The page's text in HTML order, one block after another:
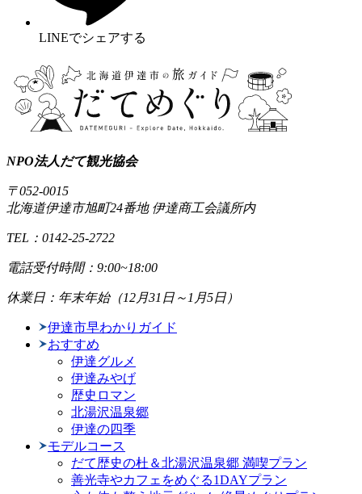
LINEでシェアする
NPO法人だて観光協会
〒052-0015
北海道伊達市旭町24番地 伊達商工会議所内
TEL：0142-25-2722
電話受付時間：9:00~18:00
休業日：年末年始（12月31日～1月5日）
伊達市早わかりガイド
おすすめ
伊達グルメ
伊達みやげ
歴史ロマン
北湯沢温泉郷
伊達の四季
モデルコース
だて歴史の杜＆北湯沢温泉郷 満喫プラン
善光寺やカフェをめぐる1DAYプラン